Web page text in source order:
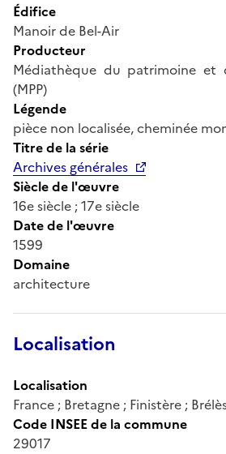
Édifice
Manoir de Bel-Air
Producteur
Médiathèque du patrimoine et
(MPP)
Légende
pièce non localisée, cheminée
Titre de la série
Archives générales
Siècle de l'œuvre
16e siècle ; 17e siècle
Date de l'œuvre
1599
Domaine
architecture
Localisation
Localisation
France ; Bretagne ; Finistère ;
Code INSEE de la commune
29017